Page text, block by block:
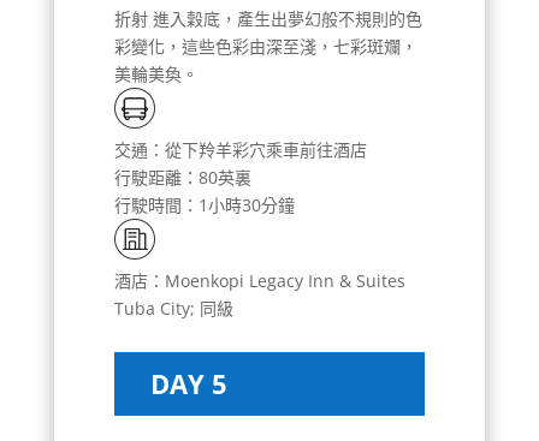
折射 進入穀底，產生出夢幻般不規則的色
彩變化，這些色彩由深至淺，七彩斑斕，
美輪美奐。
交通：從下羚羊彩穴乘車前往酒店
行駛距離：80英裏
行駛時間：1小時30分鐘
酒店：Moenkopi Legacy Inn & Suites
Tuba City; 同級
DAY 5